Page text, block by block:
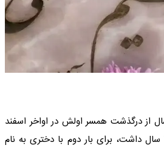
از درگذشت همسر اولش در اواخر اسفند
۱۳۹۴ و در حالی که تنها ۳۳ سال داشت، برای بار دوم با دختری به نام